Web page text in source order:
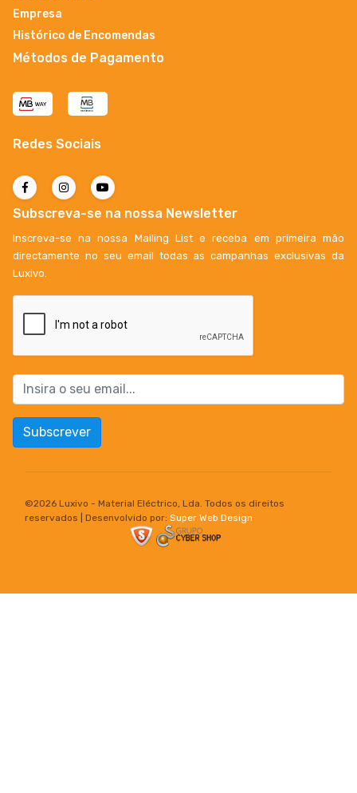
Empresa
Histórico de Encomendas
Métodos de Pagamento
Redes Sociais
Subscreva-se na nossa Newsletter
Inscreva-se na nossa Mailing List e receba em primeira mão
directamente no seu email todas as campanhas exclusivas da
Luxivo.
Subscrever
©2026 Luxivo - Material Eléctrico, Lda. Todos os direitos
reservados | Desenvolvido por: Super Web Design